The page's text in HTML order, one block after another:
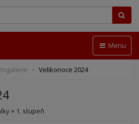
Menu
Velikonoce 2024
+ 1. stupeň